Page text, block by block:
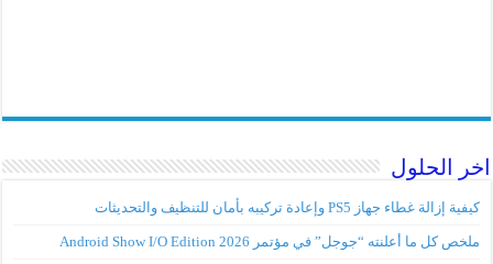
اخر الحلول
كيفية إزالة غطاء جهاز PS5 وإعادة تركيبه بأمان للتنظيف والتحديثات
ملخص كل ما أعلنته “جوجل” في مؤتمر Android Show I/O Edition 2026